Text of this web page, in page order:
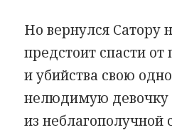
Но вернулся Сатору
предстоит спасти
и убийства свою
нелюдимую девочку
из